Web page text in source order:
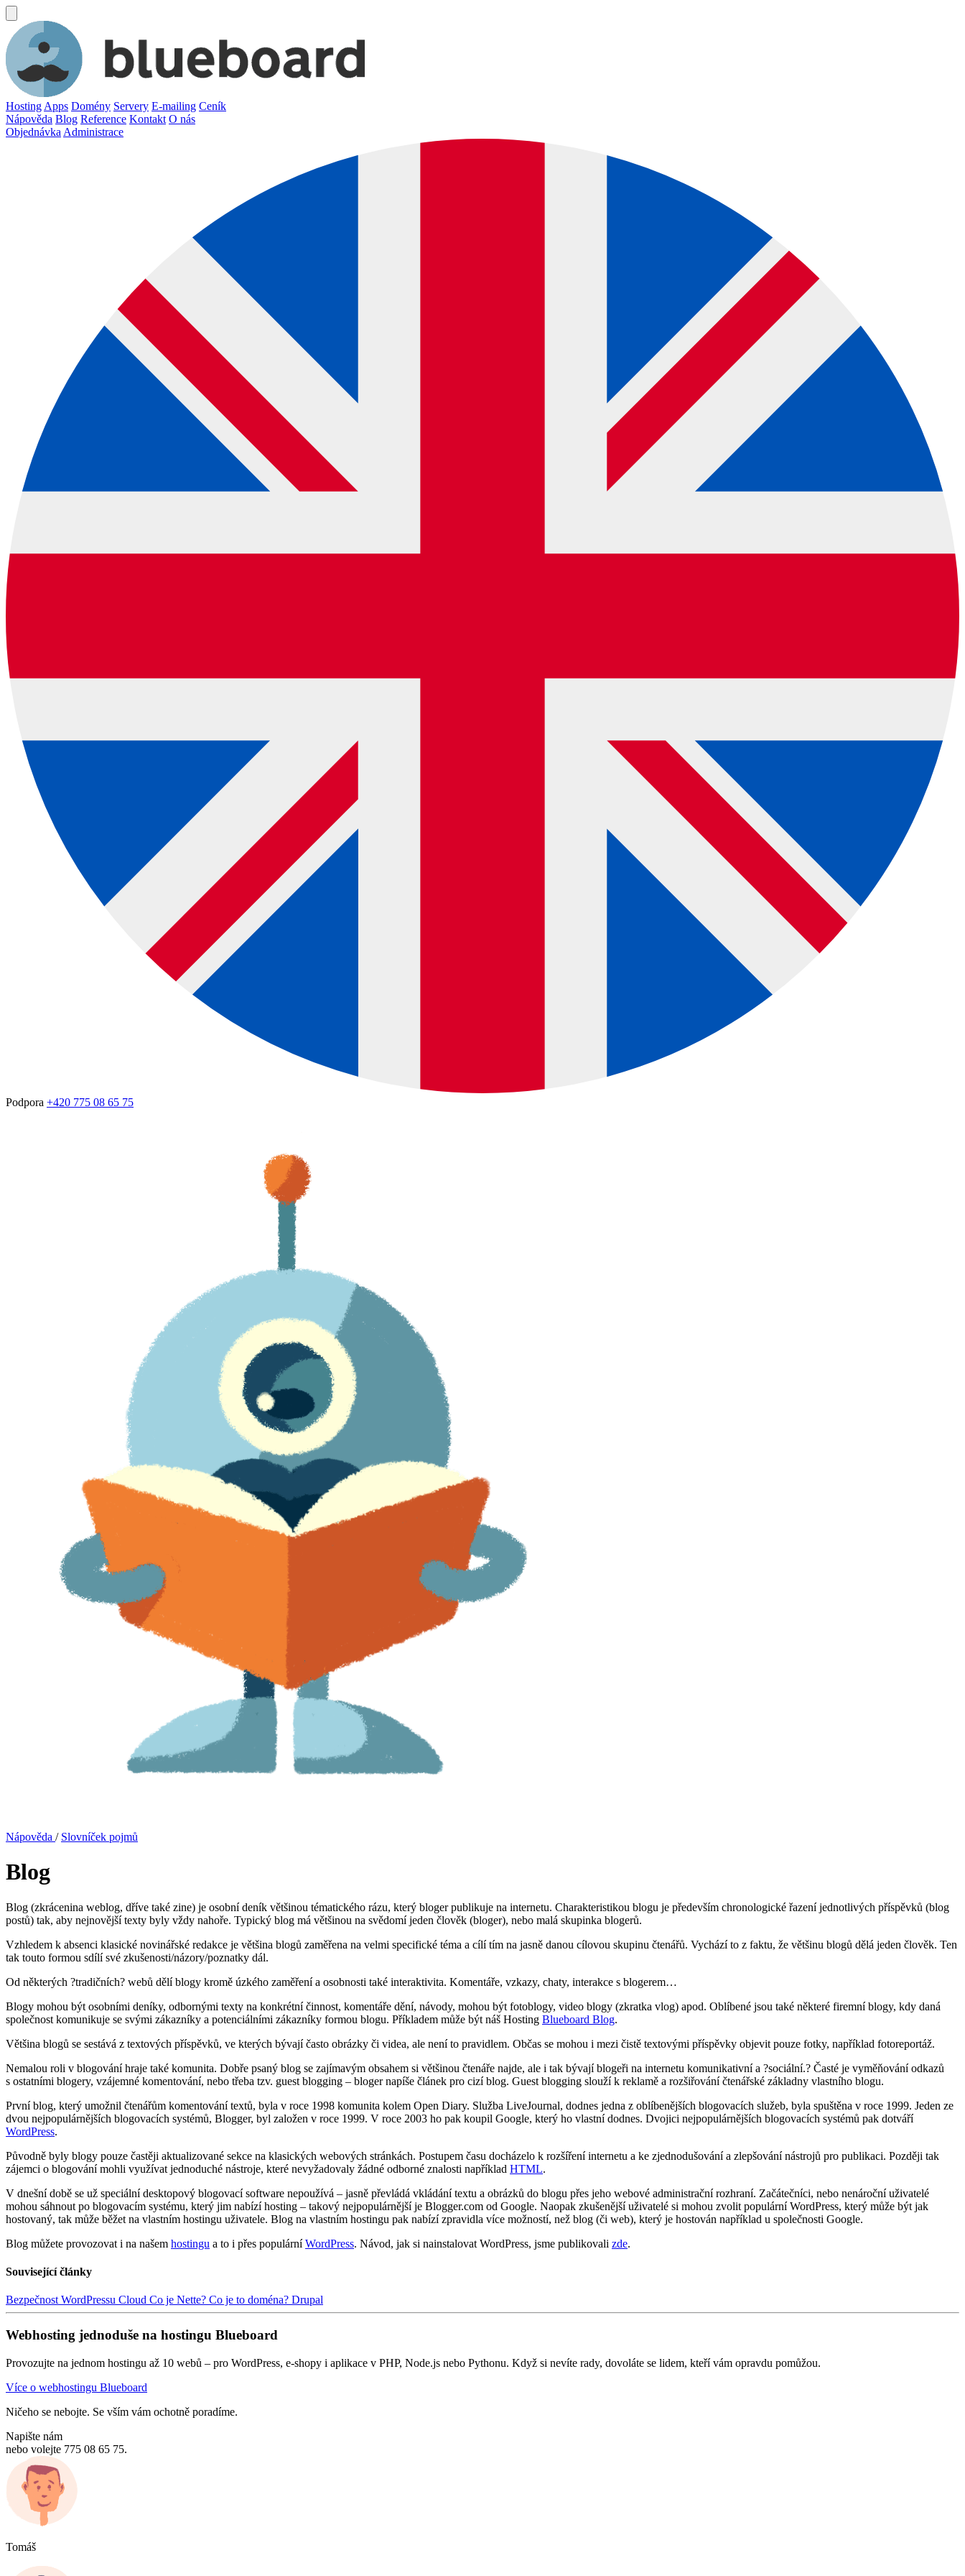
Hosting Apps Domény Servery E-mailing Ceník
Nápověda Blog Reference Kontakt O nás
Objednávka Administrace
Podpora +420 775 08 65 75
Nápověda / Slovníček pojmů
Blog
Blog (zkrácenina weblog, dříve také zine) je osobní deník většinou tématického rázu, který bloger publikuje na internetu. Charakteristikou blogu je především chronologické řazení jednotlivých příspěvků (blog
postů) tak, aby nejnovější texty byly vždy nahoře. Typický blog má většinou na svědomí jeden člověk (bloger), nebo malá skupinka blogerů.
Vzhledem k absenci klasické novinářské redakce je většina blogů zaměřena na velmi specifické téma a cílí tím na jasně danou cílovou skupinu čtenářů. Vychází to z faktu, že většinu blogů dělá jeden člověk. Ten
tak touto formou sdílí své zkušenosti/názory/poznatky dál.
Od některých ?tradičních? webů dělí blogy kromě úzkého zaměření a osobnosti také interaktivita. Komentáře, vzkazy, chaty, interakce s blogerem…
Blogy mohou být osobními deníky, odbornými texty na konkrétní činnost, komentáře dění, návody, mohou být fotoblogy, video blogy (zkratka vlog) apod. Oblíbené jsou také některé firemní blogy, kdy daná
společnost komunikuje se svými zákazníky a potenciálními zákazníky formou blogu. Příkladem může být náš Hosting Blueboard Blog.
Většina blogů se sestává z textových příspěvků, ve kterých bývají často obrázky či videa, ale není to pravidlem. Občas se mohou i mezi čistě textovými příspěvky objevit pouze fotky, například fotoreportáž.
Nemalou roli v blogování hraje také komunita. Dobře psaný blog se zajímavým obsahem si většinou čtenáře najde, ale i tak bývají blogeři na internetu komunikativní a ?sociální.? Časté je vyměňování odkazů
s ostatními blogery, vzájemné komentování, nebo třeba tzv. guest blogging – bloger napíše článek pro cizí blog. Guest blogging slouží k reklamě a rozšiřování čtenářské základny vlastního blogu.
První blog, který umožnil čtenářům komentování textů, byla v roce 1998 komunita kolem Open Diary. Služba LiveJournal, dodnes jedna z oblíbenějších blogovacích služeb, byla spuštěna v roce 1999. Jeden ze
dvou nejpopulárnějších blogovacích systémů, Blogger, byl založen v roce 1999. V roce 2003 ho pak koupil Google, který ho vlastní dodnes. Dvojici nejpopulárnějších blogovacích systémů pak dotváří
WordPress.
Původně byly blogy pouze častěji aktualizované sekce na klasických webových stránkách. Postupem času docházelo k rozšíření internetu a ke zjednodušování a zlepšování nástrojů pro publikaci. Později tak
zájemci o blogování mohli využívat jednoduché nástroje, které nevyžadovaly žádné odborné znalosti například HTML.
V dnešní době se už speciální desktopový blogovací software nepoužívá – jasně převládá vkládání textu a obrázků do blogu přes jeho webové administrační rozhraní. Začátečníci, nebo nenároční uživatelé
mohou sáhnout po blogovacím systému, který jim nabízí hosting – takový nejpopulárnější je Blogger.com od Google. Naopak zkušenější uživatelé si mohou zvolit populární WordPress, který může být jak
hostovaný, tak může běžet na vlastním hostingu uživatele. Blog na vlastním hostingu pak nabízí zpravidla více možností, než blog (či web), který je hostován například u společnosti Google.
Blog můžete provozovat i na našem hostingu a to i přes populárníWordPress. Návod, jak si nainstalovat WordPress, jsme publikovali zde.
Související články
Bezpečnost WordPressu Cloud Co je Nette? Co je to doména? Drupal
Webhosting jednoduše na hostingu Blueboard
Provozujte na jednom hostingu až 10 webů – pro WordPress, e-shopy i aplikace v PHP, Node.js nebo Pythonu. Když si nevíte rady, dovoláte se lidem, kteří vám opravdu pomůžou.
Více o webhostingu Blueboard
Ničeho se nebojte. Se vším vám ochotně poradíme.
Napište nám
nebo volejte 775 08 65 75.
Tomáš